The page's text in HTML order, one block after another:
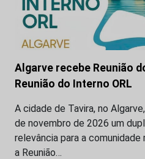
Algarve recebe Reunião
Reunião do Interno ORL
A cidade de Tavira, no
de novembro de 2026 um
relevância para a comunidade
a Reunião…